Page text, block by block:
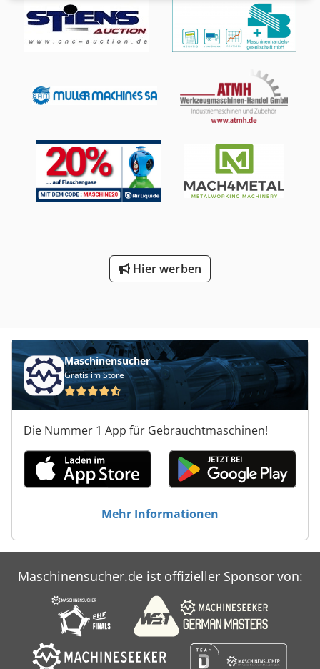
Spindeldrehzahlen bis 6000 U/min Komplette Dokus
Vorhanden . Spannmagnet gehört nicht zur Maschinen
Lieferung . Dcjdpfxjwa Nvus Adtjk Weitere daten Siehe
Hier werben
Maschinensucher
Gratis im Store
Die Nummer 1 App für Gebrauchtmaschinen!
Mehr Informationen
Maschinensucher.de ist offizieller Sponsor von: